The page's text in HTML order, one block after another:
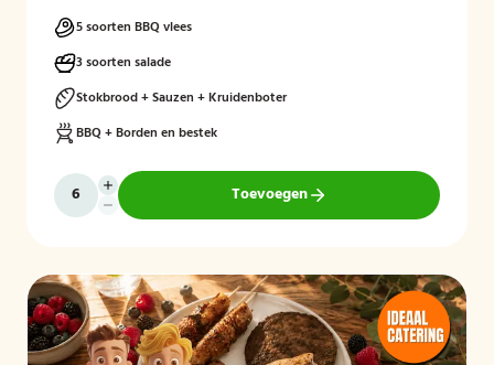
5 soorten BBQ vlees
3 soorten salade
Stokbrood + Sauzen + Kruidenboter
BBQ + Borden en bestek
Toevoegen